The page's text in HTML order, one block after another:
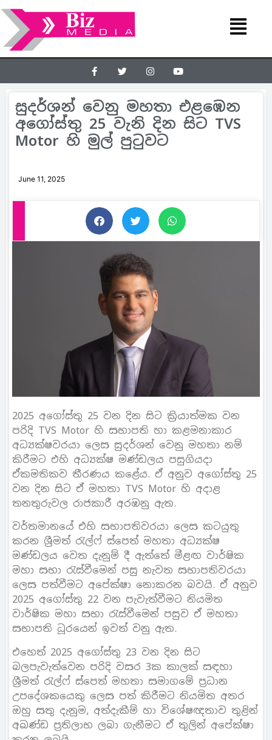
සුදර්ශන් වෙනු මහතා එළඹෙන
අගෝස්තු 25 වැනි දින සිට TVS
Motor හි මුල් පුටුවට
June 11, 2025
2025 අගෝස්තු 25 වන දින සිට ක්‍රියාත්මක වන
පරිදි TVS Motor හි සභාපති හා කළමනාකාර
අධ්‍යක්ෂවරයා ලෙස සුදර්ශන් වෙනු මහතා නම්
කිරීමට එහි අධ්‍යක්ෂ මණ්ඩලය පසුගියදා
ඒකමතිකව තීරණය කළේය. ඒ අනුව අගෝස්තු 25
වන දින සිට ඒ මහතා TVS Motor හි අදාළ
තනතුරුවල රාජකාරී අරඹනු ඇත.
වර්තමානයේ එහි සභාපතිවරයා ලෙස කටයුතු
කරන ශ්‍රීමත් රැල්ෆ් ස්පෙත් මහතා අධ්‍යක්ෂ
මණ්ඩලය වෙත දැනුම් දී ඇත්තේ මීළඟ වාර්ෂික
මහා සභා රැස්වීමෙන් පසු නැවත සභාපතිවරයා
ලෙස පත්වීමට අපේක්ෂා නොකරන බවයි. ඒ අනුව
2025 අගෝස්තු 22 වන පැවැත්වීමට නියමිත
වාර්ෂික මහා සභා රැස්වීමෙන් පසුව ඒ මහතා
සභාපති ධූරයෙන් ඉවත් වනු ඇත.
එහෙත් 2025 අගෝස්තු 23 වන දින සිට
බලපැවැත්වෙන පරිදි වසර 3ක කාලක් සඳහා
ශ්‍රීමත් රැල්ෆ් ස්පෙත් මහතා සමාගමේ ප්‍රධාන
උපදේශකයෙකු ලෙස පත් කිරීමට නියමිත අතර
ඔහු සතු දැනුම, අත්දැකීම් හා විශේෂඥතාව තුළින්
අඛණ්ඩ ප්‍රතිලාභ ලබා ගැනීමට ඒ තුලින් අපේක්ෂා